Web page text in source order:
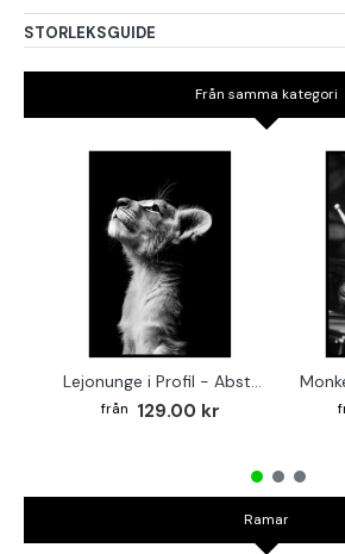
STORLEKSGUIDE
Från samma kategori
Lejonunge i Profil - Abstrakt poster i svartvitt
129.00 kr
Ramar